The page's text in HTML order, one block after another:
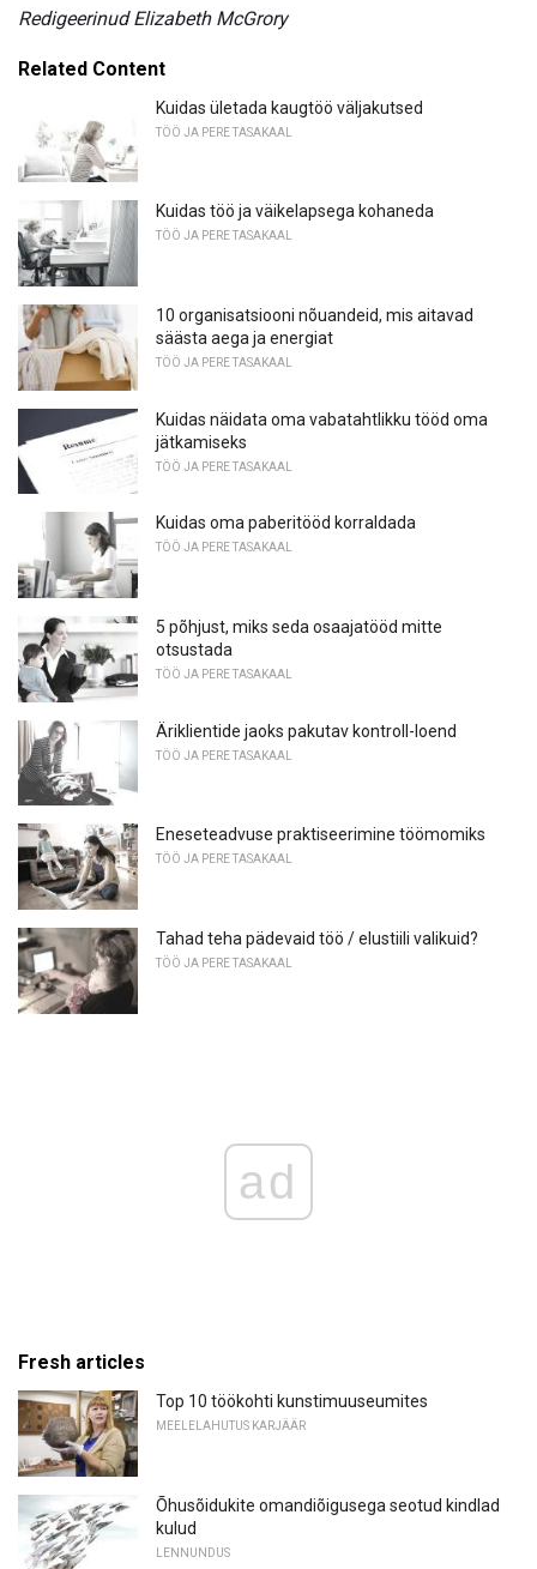
Redigeerinud Elizabeth McGrory
Related Content
Kuidas ületada kaugtöö väljakutsed
TÖÖ JA PERE TASAKAAL
Kuidas töö ja väikelapsega kohaneda
TÖÖ JA PERE TASAKAAL
10 organisatsiooni nõuandeid, mis aitavad
säästa aega ja energiat
TÖÖ JA PERE TASAKAAL
Kuidas näidata oma vabatahtlikku tööd oma
jätkamiseks
TÖÖ JA PERE TASAKAAL
Kuidas oma paberitööd korraldada
TÖÖ JA PERE TASAKAAL
5 põhjust, miks seda osaajatööd mitte
otsustada
TÖÖ JA PERE TASAKAAL
Äriklientide jaoks pakutav kontroll-loend
TÖÖ JA PERE TASAKAAL
Eneseteadvuse praktiseerimine töömomiks
TÖÖ JA PERE TASAKAAL
Tahad teha pädevaid töö / elustiili valikuid?
TÖÖ JA PERE TASAKAAL
ad
Fresh articles
Top 10 töökohti kunstimuuseumites
MEELELAHUTUS KARJÄÄR
Õhusõidukite omandiõigusega seotud kindlad
kulud
LENNUNDUS